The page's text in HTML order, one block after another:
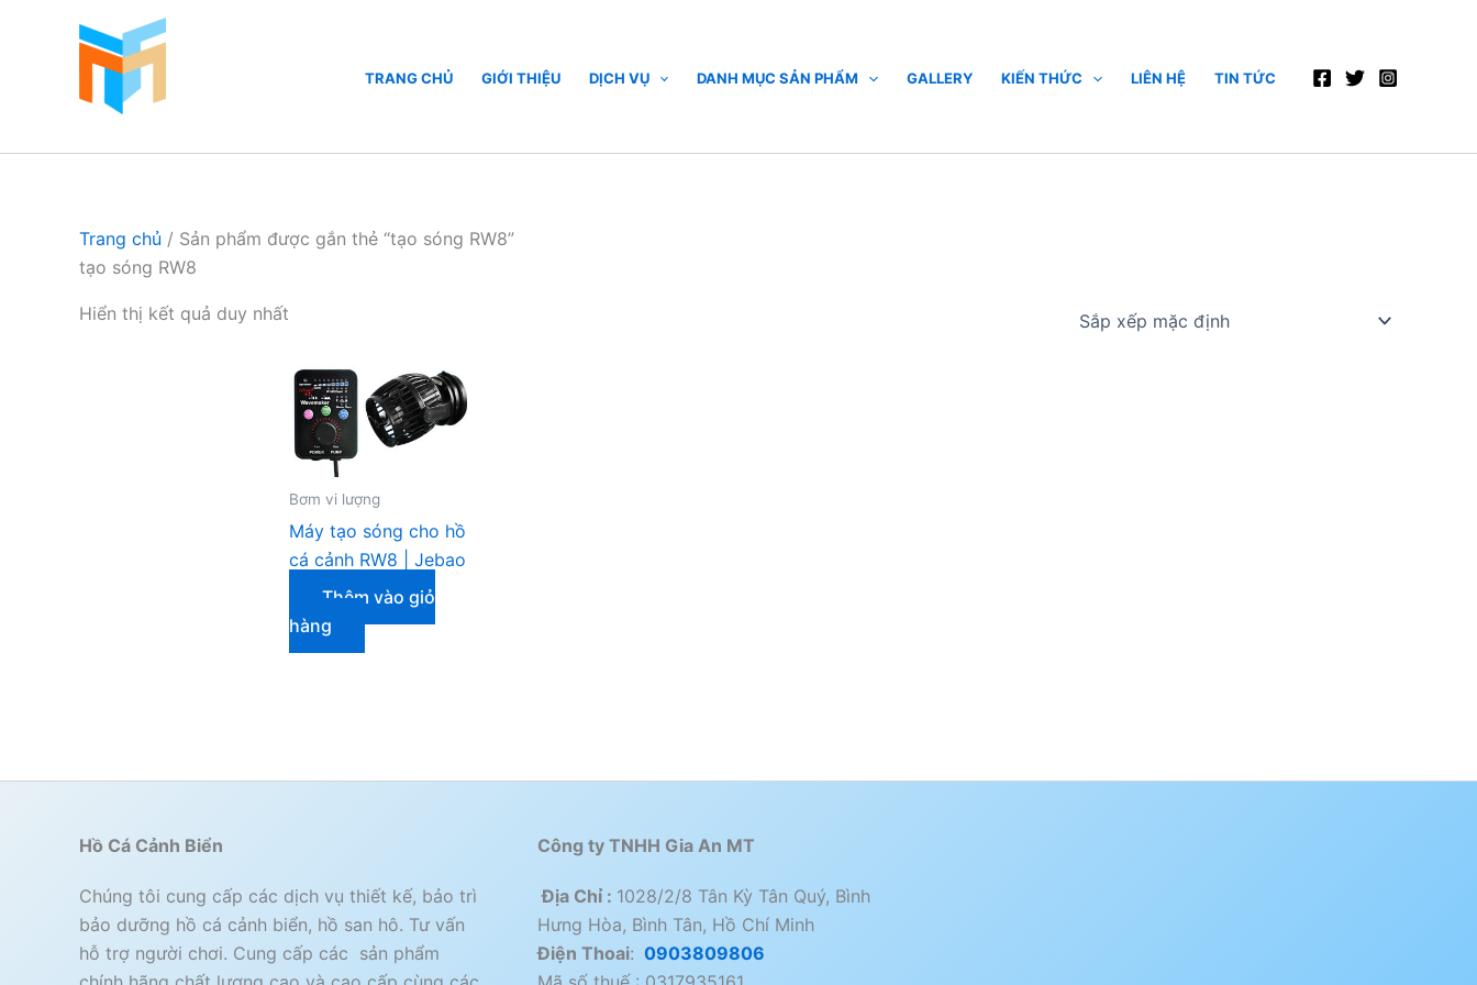
TRANG CHỦ GIỚI THIỆU DỊCH VỤ DANH MỤC SẢN PHẨM GALLERY KIẾN THỨC LIÊN HỆ TIN TỨC
Trang chủ / Sản phẩm được gắn thẻ “tạo sóng RW8”
tạo sóng RW8
Hiển thị kết quả duy nhất
Bơm vi lượng
Máy tạo sóng cho hồ
cá cảnh RW8 | Jebao
Thêm vào giỏ
hàng
Hồ Cá Cảnh Biển
Chúng tôi cung cấp các dịch vụ thiết kế, bảo trì
bảo dưỡng hồ cá cảnh biển, hồ san hô. Tư vấn
hỗ trợ người chơi. Cung cấp các sản phẩm
Công ty TNHH Gia An MT
Địa Chỉ : 1028/2/8 Tân Kỳ Tân Quý, Bình
Hưng Hòa, Bình Tân, Hồ Chí Minh
Điện Thoai: 0903809806